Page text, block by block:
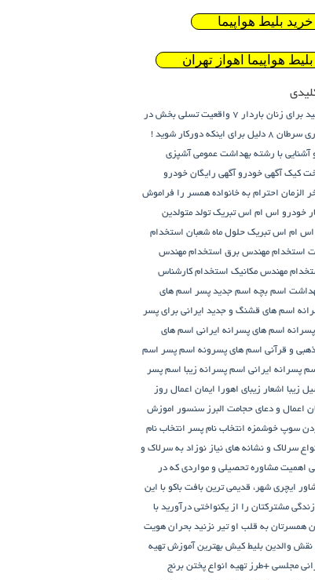
خرید بلیط هواپیما
بلیط هواپیما اهواز تهران
7 واقعیت تسلی بخش در
سرطان 8 دلیل برای اینکه دورکار شوید !
آشنایی با رشته بهداشت عمومی آشپزی
کیک آگهی خودرو آگهی رایگان خودرو
الزمان احترام به خانواده همسر را فراموش
خودرو اس ام اس تبریک تولد متولدین
اس ام اس تبریک حلول ماه شعبان استخدام
استخدام مهندس برق استخدام مهندس
مهندس مکانیک استخدام کارشناس
اسم بچه اسم جدید پسر اسم های
اسم های قشنگ و جدید ایرانی برای پسر
اسم های پسرانه ایرانی اسم های
و قرآنی اسم های پسرونه اسم پسر اسم
پسرانه ایرانی اسم پسرانه زیبا اسم پسر
زیبا اشعار زیبای اهورا ایمان اعمال روز
اعمال و دعای حجامت البرز سنسور اموزش
سوپ خوشمزه انتخاب نام پسر انتخاب نام
سرلاک و نشانه های نیاز نوزاد به سرلاک و
اهمیت مشاوره تحصیلی و مواردی که در
ایچری شهر، قدیمی ترین بافت باکو با این
زندگی مشترکتان را از یکنواختی درآورید با
همسرتان به قلب او تیر نزنید بحران هویت
نقش والدین بلیط کیش بهترین آموزش تهیه
مجلسی +طرز تهیه انواع پختن برنج